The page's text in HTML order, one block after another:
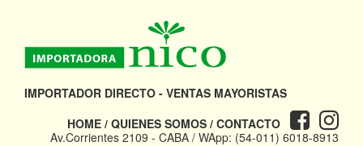
IMPORTADOR DIRECTO - VENTAS MAYORISTAS
HOME / QUIENES SOMOS / CONTACTO
Av.Corrientes 2109 - CABA / WApp: (54-011) 6018-8913